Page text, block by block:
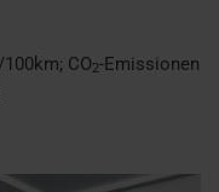
100km; CO2-Emissionen